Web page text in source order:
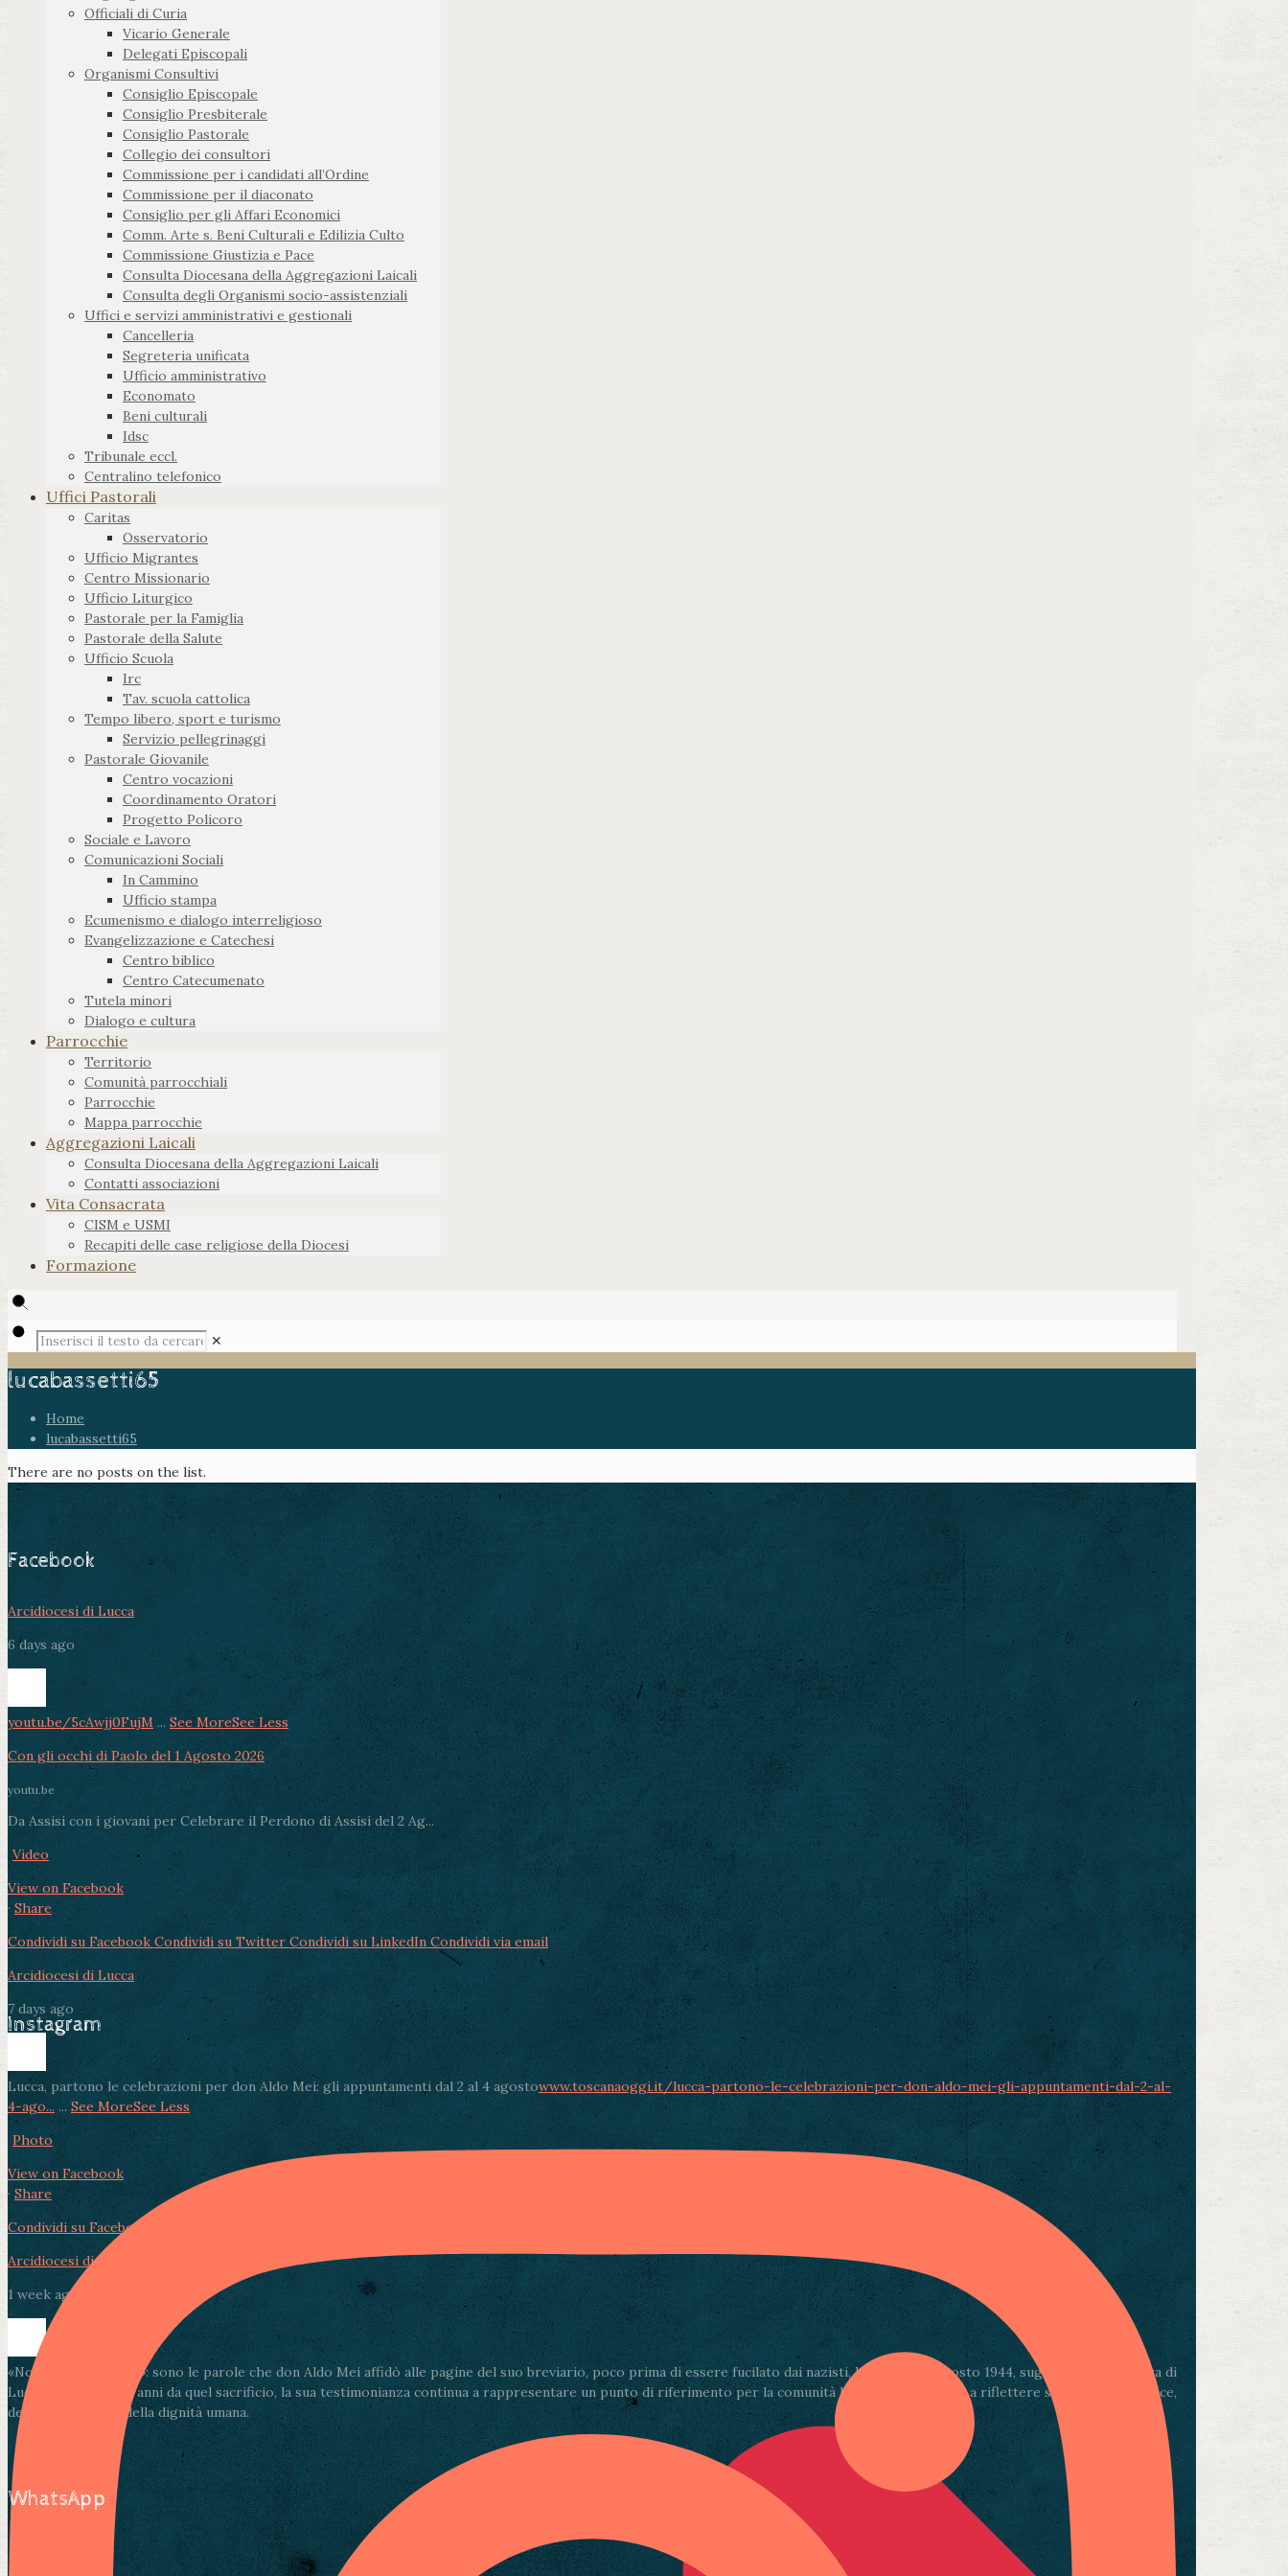
Officiali di Curia
Vicario Generale
Delegati Episcopali
Organismi Consultivi
Consiglio Episcopale
Consiglio Presbiterale
Consiglio Pastorale
Collegio dei consultori
Commissione per i candidati all’Ordine
Commissione per il diaconato
Consiglio per gli Affari Economici
Comm. Arte s. Beni Culturali e Edilizia Culto
Commissione Giustizia e Pace
Consulta Diocesana della Aggregazioni Laicali
Consulta degli Organismi socio-assistenziali
Uffici e servizi amministrativi e gestionali
Cancelleria
Segreteria unificata
Ufficio amministrativo
Economato
Beni culturali
Idsc
Tribunale eccl.
Centralino telefonico
Uffici Pastorali
Caritas
Osservatorio
Ufficio Migrantes
Centro Missionario
Ufficio Liturgico
Pastorale per la Famiglia
Pastorale della Salute
Ufficio Scuola
Irc
Tav. scuola cattolica
Tempo libero, sport e turismo
Servizio pellegrinaggi
Pastorale Giovanile
Centro vocazioni
Coordinamento Oratori
Progetto Policoro
Sociale e Lavoro
Comunicazioni Sociali
In Cammino
Ufficio stampa
Ecumenismo e dialogo interreligioso
Evangelizzazione e Catechesi
Centro biblico
Centro Catecumenato
Tutela minori
Dialogo e cultura
Parrocchie
Territorio
Comunità parrocchiali
Parrocchie
Mappa parrocchie
Aggregazioni Laicali
Consulta Diocesana della Aggregazioni Laicali
Contatti associazioni
Vita Consacrata
CISM e USMI
Recapiti delle case religiose della Diocesi
Formazione
✕
lucabassetti65
Home
lucabassetti65
There are no posts on the list.
Facebook
Arcidiocesi di Lucca
6 days ago
youtu.be/5cAwjj0FujM ... See MoreSee Less
Con gli occhi di Paolo del 1 Agosto 2026
youtu.be
Da Assisi con i giovani per Celebrare il Perdono di Assisi del 2 Ag...
Video
View on Facebook
· Share
Condividi su Facebook Condividi su Twitter Condividi su LinkedIn Condividi via email
Arcidiocesi di Lucca
7 days ago
Lucca, partono le celebrazioni per don Aldo Mei: gli appuntamenti dal 2 al 4 agostowww.toscanaoggi.it/lucca-partono-le-celebrazioni-per-don-aldo-mei-gli-appuntamenti-dal-2-al-
4-ago... ... See MoreSee Less
Photo
View on Facebook
· Share
Condividi su Facebook
Arcidiocesi di Lucca
1 week ago
«Non muore l’amore»: sono le parole che don Aldo Mei affidò alle pagine del suo breviario, poco prima di essere fucilato dai nazisti, la sera del 4 agosto 1944, sugli spalti delle Mura di
Lucca. A ottantadue anni da quel sacrificio, la sua testimonianza continua a rappresentare un punto di riferimento per la comunità lucchese e un invito a riflettere sul valore della pace,
della solidarietà e della dignità umana.
Instagram
WhatsApp